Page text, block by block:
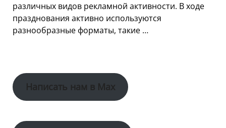
различных видов рекламной активности. В ходе
празднования активно используются
разнообразные форматы, такие …
Написать нам в Max